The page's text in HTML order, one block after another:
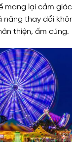
mang lại cảm
năng thay đổi
thiện, ấm cúng.